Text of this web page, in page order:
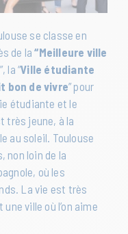
se classe en
de la“Meilleure ville
”, la “Ville étudiante
bon de vivre” pour
étudiante et le
très jeune, à la
au soleil. Toulouse
non loin de la
où les
La vie est très
ville où l’on aime